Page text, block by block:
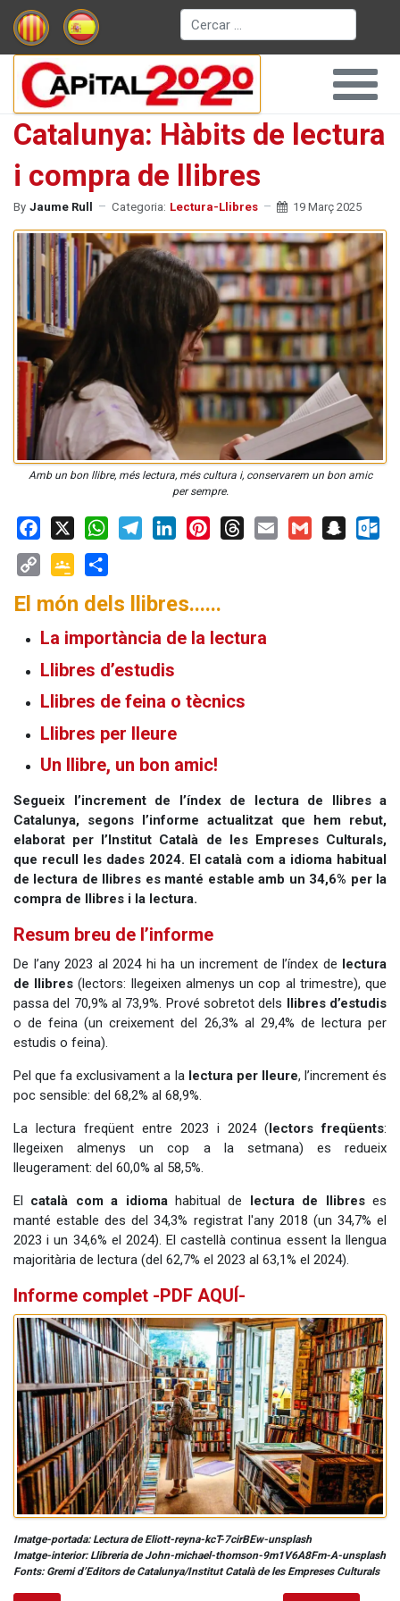
Cerca
Catalunya: Hàbits de lectura
i compra de llibres
By Jaume Rull Categoria: Lectura-Llibres 19 Març 2025
Amb un bon llibre, més lectura, més cultura i, conservarem un bon amic
per sempre.
Facebook
X WhatsApp
Link Classroom
El món dels llibres......
La importància de la lectura
Llibres d’estudis
Llibres de feina o tècnics
Llibres per lleure
Un llibre, un bon amic!
Segueix l’increment de l’índex de lectura de llibres a
Catalunya, segons l’informe actualitzat que hem rebut,
elaborat per l’Institut Català de les Empreses Culturals,
que recull les dades 2024. El català com a idioma habitual
de lectura de llibres es manté estable amb un 34,6% per la
compra de llibres i la lectura.
Resum breu de l’informe
De l’any 2023 al 2024 hi ha un increment de l’índex de lectura
de llibres (lectors: llegeixen almenys un cop al trimestre), que
passa del 70,9% al 73,9%. Prové sobretot dels llibres d’estudis
o de feina (un creixement del 26,3% al 29,4% de lectura per
estudis o feina).
Pel que fa exclusivament a la lectura per lleure, l’increment és
poc sensible: del 68,2% al 68,9%.
La lectura freqüent entre 2023 i 2024 (lectors freqüents:
llegeixen almenys un cop a la setmana) es redueix
lleugerament: del 60,0% al 58,5%.
El català com a idiomahabitual de lectura de llibreses
manté estable des del 34,3% registrat l'any 2018 (un 34,7% el
2023 i un 34,6% el 2024). El castellà continua essent la llengua
majoritària de lectura (del 62,7% el 2023 al 63,1% el 2024).
Informe complet -PDF AQUÍ-
Imatge-portada: Lectura de Eliott-reyna-kcT-7cirBEw-unsplash
Imatge-interior: Llibreria de John-michael-thomson-9m1V6A8Fm-A-unsplash
Fonts: Gremi d’Editors de Catalunya/Institut Català de les Empreses Culturals